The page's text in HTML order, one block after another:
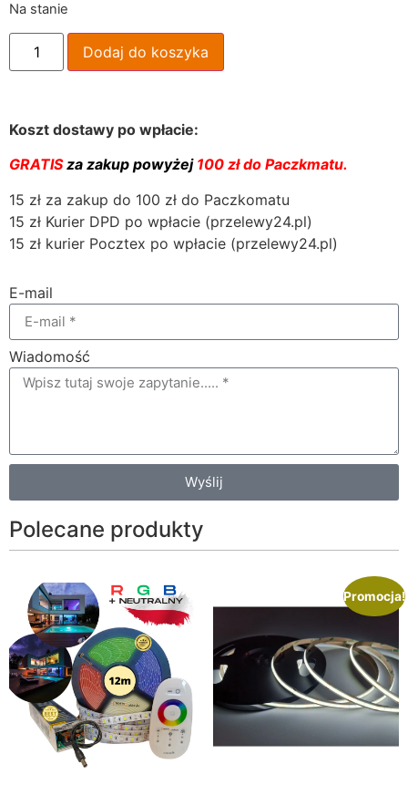
Na stanie
Dodaj do koszyka
Koszt dostawy po wpłacie:
GRATISza zakup powyżej100 zł do Paczkmatu.
15 zł za zakup do 100 zł do Paczkomatu
15 zł Kurier DPD po wpłacie (przelewy24.pl)
15 zł kurier Pocztex po wpłacie (przelewy24.pl)
E-mail
Wiadomość
Wyślij
Polecane produkty
Promocja!